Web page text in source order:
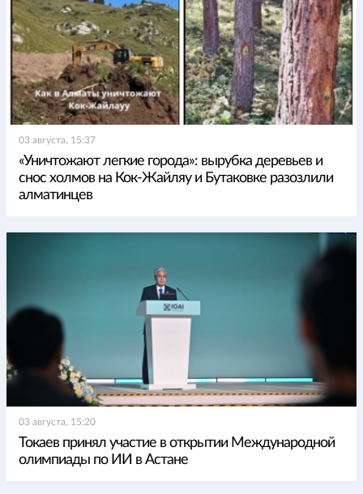
03 августа, 15:37
«Уничтожают легкие города»: вырубка деревьев и
снос холмов на Кок-Жайляу и Бутаковке разозлили
алматинцев
03 августа, 15:20
Токаев принял участие в открытии Международной
олимпиады по ИИ в Астане